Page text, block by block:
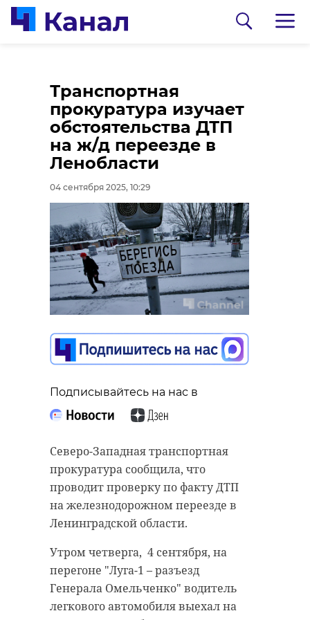
Транспортная
прокуратура изучает
обстоятельства ДТП
на ж/д переезде в
Ленобласти
04 сентября 2025, 10:29
Подписывайтесь на нас в
Северо-Западная транспортная
прокуратура сообщила, что
проводит проверку по факту ДТП
на железнодорожном переезде в
Ленинградской области.
Утром четверга, 4 сентября, на
перегоне "Луга-1 – разъезд
Генерала Омельченко" водитель
легкового автомобиля выехал на
Эксперты отмечают
существенный рост
использования
маткапитала при
покупке
недвижимости
04 сентября 2025, 10:23
Подписывайтесь на нас в
На проходящем во Владивостоке X
Восточном экономическом форуме
эксперты поделились данными о
динамике использования
капитала в сделках с
недвижимостью. В текущем году
наблюдается значительный рост.
На железной дороге
в Ленобласти
автомобиль
столкнулся с
поездом
04 сентября 2025, 09:59
Подписывайтесь на нас в
В четверг, 4 сентября, в 08:16 на
перегоне «Луга-1 - разъезд
Генерала Омельченко» в
Ленинградской области
столкнулись автомобиль и поезд.
переезд перед приближающимся
составом.
Виновника ДТП не оставила